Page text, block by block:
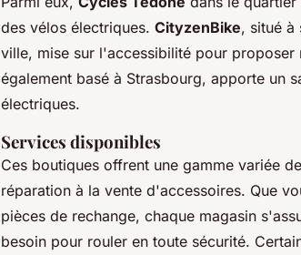
des vélos électriques. CityzenBike, situé à
ville, mise sur l'accessibilité pour proposer
également basé à Strasbourg, apporte un
électriques.
Services disponibles
Ces boutiques offrent une gamme variée de
réparation à la vente d'accessoires. Que
pièces de rechange, chaque magasin
besoin pour rouler en toute sécurité.